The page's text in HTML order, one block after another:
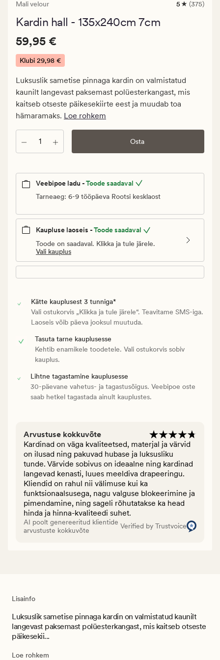
Mali velour
375
5 (375)
Kardin hall - 135x240cm 7cm
Pris_ee
59,95
€.
29,98
€
Pris_ee
59,95 €
Klubi 29,98 €
Luksuslik sametise pinnaga kardin on valmistatud
kaunilt langevast paksemast polüesterkangast, mis
kaitseb otseste päikesekiirte eest ja muudab toa
hämaramaks. Loe rohkem
Kogus Osta
Veebipoe ladu -Toode saadaval
Tarneaeg: 6-9 tööpäeva Rootsi kesklaost
Kaupluse laoseis -Toode saadaval
Toode on saadaval. Klikka ja tule järele.
Vali kauplus
Kätte kauplusest 3 tunniga*
Vali ostukorvis „Klikka ja tule järele“. Teavitame SMS-iga.
Laoseis võib päeva jooksul muutuda.
Tasuta tarne kauplusesse
Kehtib enamikele toodetele. Vali ostukorvis sobiv
kauplus.
Lihtne tagastamine kauplusesse
30-päevane vahetus- ja tagastusõigus. Veebipoe oste
saab hetkel tagastada ainult kauplustes.
Arvustuse kokkuvõte
Kardinad on väga kvaliteetsed, materjal ja värvid
on ilusad ning pakuvad hubase ja luksusliku
tunde. Värvide sobivus on ideaalne ning kardinad
langevad kenasti, luues meeldiva drapeeringu.
Kliendid on rahul nii välimuse kui ka
funktsionaalsusega, nagu valguse blokeerimine ja
pimendamine, ning sageli rõhutatakse ka head
hinda ja hinna-kvaliteedi suhet.
AI poolt genereeritud klientide
arvustuste kokkuvõte
Verified by Trustvoice
Lisainfo
Luksuslik sametise pinnaga kardin on valmistatud kaunilt
langevast paksemast polüesterkangast, mis kaitseb otseste
päikesekii...
Loe rohkem